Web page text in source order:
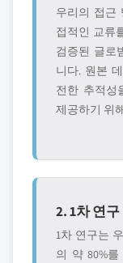
우리의 접근
접적인 교류
검증된 글로
니다. 원본
전한 추적성
제공하기 위
2. 1차 연구
1차 연구는
의 약 80%